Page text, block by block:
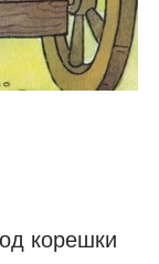
корешки